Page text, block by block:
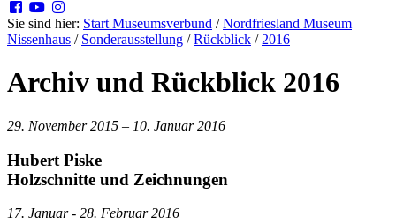
Sie sind hier: Start Museumsverbund /Nordfriesland Museum
Nissenhaus / Sonderausstellung /Rückblick / 2016
Archiv und Rückblick 2016
29. November 2015 – 10. Januar 2016
Hubert Piske
Holzschnitte und Zeichnungen
17. Januar - 28. Februar 2016